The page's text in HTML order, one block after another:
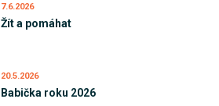
Žít a pomáhat
7.6.2026
Babička roku 2026
20.5.2026